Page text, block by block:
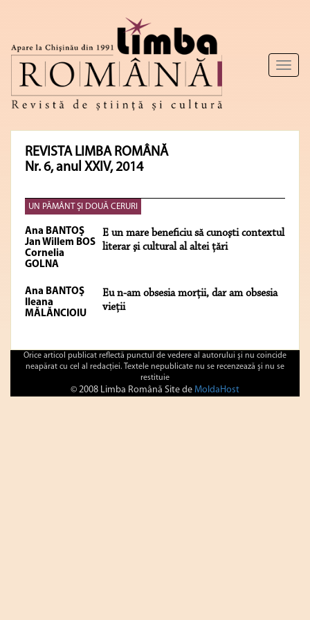
Toggle
REVISTA LIMBA ROMÂNĂ
Nr. 6, anul XXIV, 2014
UN PĂMÂNT ŞI DOUĂ CERURI
Ana BANTOŞ
Jan Willem BOS
Cornelia
GOLNA
E un mare beneficiu să cunoşti contextul
literar şi cultural al altei ţări
Ana BANTOŞ
Ileana
MĂLĂNCIOIU
Eu n-am obsesia morţii, dar am obsesia
vieţii
Orice articol publicat reflectă punctul de vedere al autorului şi nu coincide
neapărat cu cel al redacţiei. Textele nepublicate nu se recenzează şi nu se
restituie
© 2008 Limba Română Site de MoldaHost